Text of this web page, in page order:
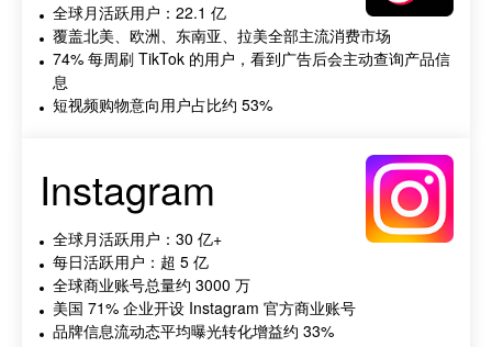
全球月活跃用户：22.1 亿
覆盖北美、欧洲、东南亚、拉美全部主流消费市场
74% 每周刷 TikTok 的用户，看到广告后会主动查询产品信
息
短视频购物意向用户占比约 53%
Instagram
全球月活跃用户：30 亿+
每日活跃用户：超 5 亿
全球商业账号总量约 3000 万
美国 71% 企业开设 Instagram 官方商业账号
品牌信息流动态平均曝光转化增益约 33%